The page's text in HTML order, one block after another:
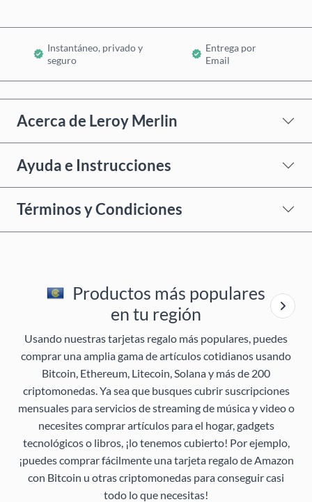
Instantáneo, privado y
seguro
Entrega por
Email
Acerca de Leroy Merlin
Ayuda e Instrucciones
Términos y Condiciones
Productos más populares
en tu región
Usando nuestras tarjetas regalo más populares, puedes
comprar una amplia gama de artículos cotidianos usando
Bitcoin, Ethereum, Litecoin, Solana y más de 200
criptomonedas. Ya sea que busques cubrir suscripciones
mensuales para servicios de streaming de música y video o
necesites comprar artículos para el hogar, gadgets
tecnológicos o libros, ¡lo tenemos cubierto! Por ejemplo,
¡puedes comprar fácilmente una tarjeta regalo de Amazon
con Bitcoin u otras criptomonedas para conseguir casi
todo lo que necesitas!